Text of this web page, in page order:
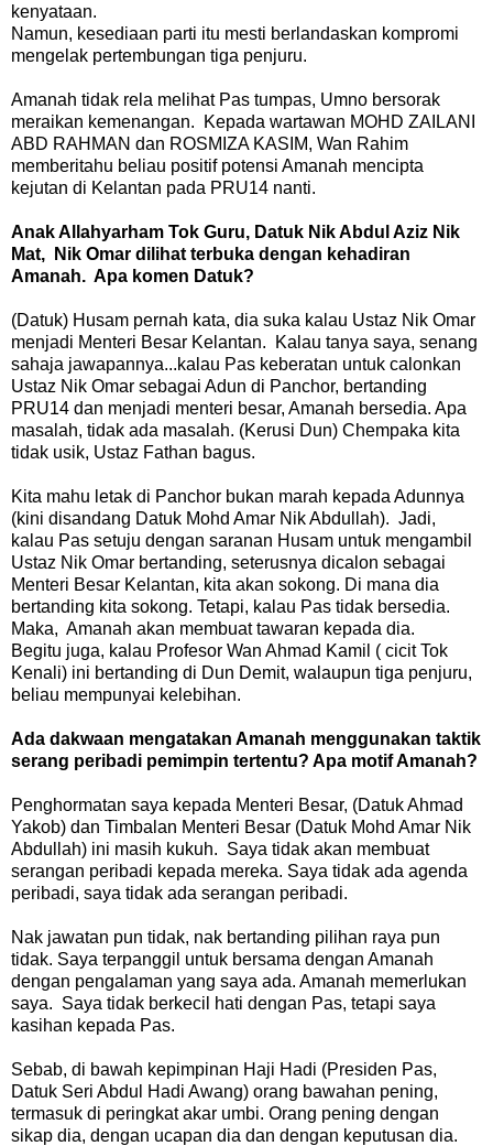
kenyataan.
Namun, kesediaan parti itu mesti berlandaskan kompromi
mengelak pertembungan tiga penjuru.
Amanah tidak rela melihat Pas tumpas, Umno bersorak
meraikan kemenangan. Kepada wartawan MOHD ZAILANI
ABD RAHMAN dan ROSMIZA KASIM, Wan Rahim
memberitahu beliau positif potensi Amanah mencipta
kejutan di Kelantan pada PRU14 nanti.
Anak Allahyarham Tok Guru, Datuk Nik Abdul Aziz Nik
Mat, Nik Omar dilihat terbuka dengan kehadiran
Amanah. Apa komen Datuk?
(Datuk) Husam pernah kata, dia suka kalau Ustaz Nik Omar
menjadi Menteri Besar Kelantan. Kalau tanya saya, senang
sahaja jawapannya...kalau Pas keberatan untuk calonkan
Ustaz Nik Omar sebagai Adun di Panchor, bertanding
PRU14 dan menjadi menteri besar, Amanah bersedia. Apa
masalah, tidak ada masalah. (Kerusi Dun) Chempaka kita
tidak usik, Ustaz Fathan bagus.
Kita mahu letak di Panchor bukan marah kepada Adunnya
(kini disandang Datuk Mohd Amar Nik Abdullah). Jadi,
kalau Pas setuju dengan saranan Husam untuk mengambil
Ustaz Nik Omar bertanding, seterusnya dicalon sebagai
Menteri Besar Kelantan, kita akan sokong. Di mana dia
bertanding kita sokong. Tetapi, kalau Pas tidak bersedia.
Maka, Amanah akan membuat tawaran kepada dia.
Begitu juga, kalau Profesor Wan Ahmad Kamil ( cicit Tok
Kenali) ini bertanding di Dun Demit, walaupun tiga penjuru,
beliau mempunyai kelebihan.
Ada dakwaan mengatakan Amanah menggunakan taktik
serang peribadi pemimpin tertentu? Apa motif Amanah?
Penghormatan saya kepada Menteri Besar, (Datuk Ahmad
Yakob) dan Timbalan Menteri Besar (Datuk Mohd Amar Nik
Abdullah) ini masih kukuh. Saya tidak akan membuat
serangan peribadi kepada mereka. Saya tidak ada agenda
peribadi, saya tidak ada serangan peribadi.
Nak jawatan pun tidak, nak bertanding pilihan raya pun
tidak. Saya terpanggil untuk bersama dengan Amanah
dengan pengalaman yang saya ada. Amanah memerlukan
saya. Saya tidak berkecil hati dengan Pas, tetapi saya
kasihan kepada Pas.
Sebab, di bawah kepimpinan Haji Hadi (Presiden Pas,
Datuk Seri Abdul Hadi Awang) orang bawahan pening,
termasuk di peringkat akar umbi. Orang pening dengan
sikap dia, dengan ucapan dia dan dengan keputusan dia.